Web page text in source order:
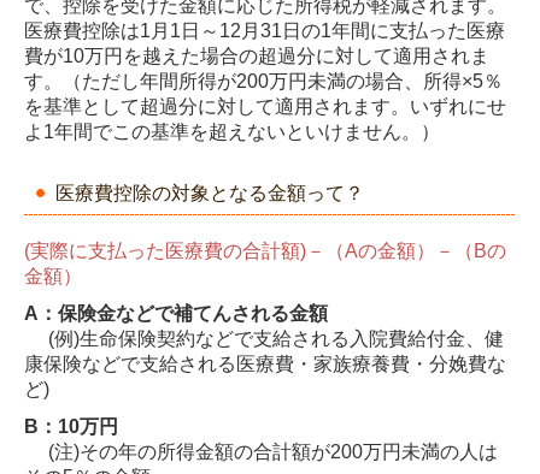
で、控除を受けた金額に応じた所得税が軽減されます。
医療費控除は1月1日～12月31日の1年間に支払った医療
費が10万円を越えた場合の超過分に対して適用されま
す。（ただし年間所得が200万円未満の場合、所得×5％
を基準として超過分に対して適用されます。いずれにせ
よ1年間でこの基準を超えないといけません。）
医療費控除の対象となる金額って？
(実際に支払った医療費の合計額)－（Aの金額）－（Bの
金額）
A：保険金などで補てんされる金額
(例)生命保険契約などで支給される入院費給付金、健
康保険などで支給される医療費・家族療養費・分娩費な
ど)
B：10万円
(注)その年の所得金額の合計額が200万円未満の人は